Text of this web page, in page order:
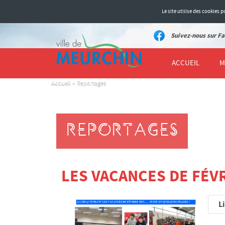
Le site utilise des cookies
Suivez-nous sur
ACCUEIL
Accueil » Reportages
REPORTAGES
LES VACANCES DE